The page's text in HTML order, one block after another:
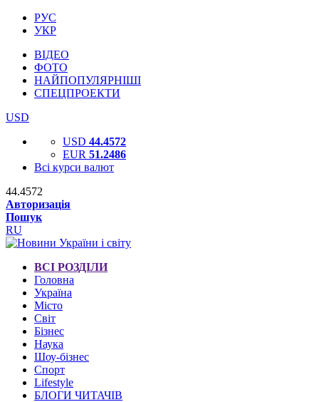
РУС
УКР
ВІДЕО
ФОТО
НАЙПОПУЛЯРНІШІ
СПЕЦПРОЕКТИ
USD
USD 44.4572
EUR 51.2486
Всі курси валют
44.4572
Авторизація
Пошук
RU
ВСІ РОЗДІЛИ
Головна
Україна
Місто
Світ
Бізнес
Наука
Шоу-бізнес
Спорт
Lifestyle
БЛОГИ ЧИТАЧІВ